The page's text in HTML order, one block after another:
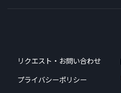
リクエスト・お問い合わせ
プライバシーポリシー